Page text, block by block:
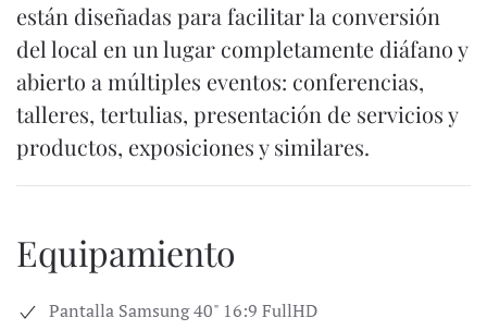
están diseñadas para facilitar la conversión
del local en un lugar completamente diáfano y
abierto a múltiples eventos: conferencias,
talleres, tertulias, presentación de servicios y
productos, exposiciones y similares.
Equipamiento
Pantalla Samsung 40" 16:9 FullHD